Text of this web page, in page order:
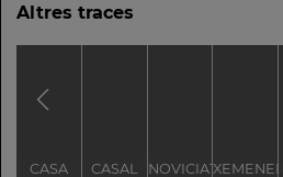
Altres traces
CASA
CASAL
NOVICIATXEMENEIA